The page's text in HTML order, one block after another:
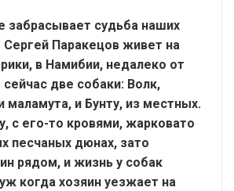
забрасывает судьба наших
Паракецов живет на
в Намибии, недалеко от
сейчас две собаки: Волк,
маламута, и Бунту, из местных.
с его-то кровями, жарковато
песчаных дюнах, зато
рядом, и жизнь у собак
когда хозяин уезжает на